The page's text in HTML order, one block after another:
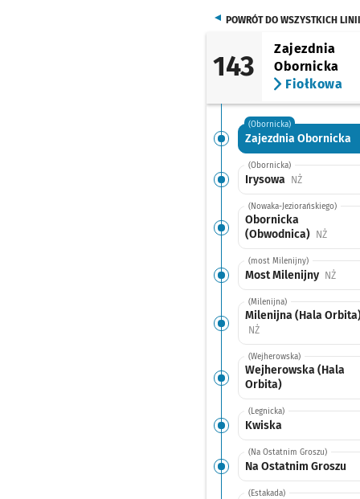
POWRÓT DO WSZYSTKICH LINII
143
Zajezdnia
Obornicka
Fiołkowa
(Obornicka)
Zajezdnia Obornicka
(Obornicka)
Irysowa NŻPrzystanek
(Nowaka-Jeziorańskiego)
Obornicka
(Obwodnica)
NŻ
(most Milenijny)
Most Milenijny NŻ
(Milenijna)
Milenijna (Hala
NŻPrzystanek na życzenie
(Wejherowska)
Wejherowska (Hala
Orbita)
(Legnicka)
Kwiska
(Na Ostatnim Groszu)
Na Ostatnim Groszu
(Estakada)